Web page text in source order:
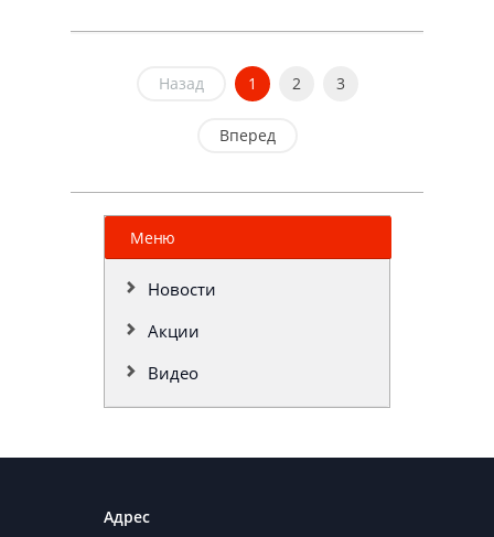
Назад 1 2 3
Вперед
Меню
Новости
Акции
Видео
Адрес